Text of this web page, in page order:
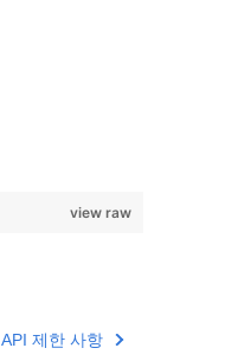
view raw
API 제한 사항